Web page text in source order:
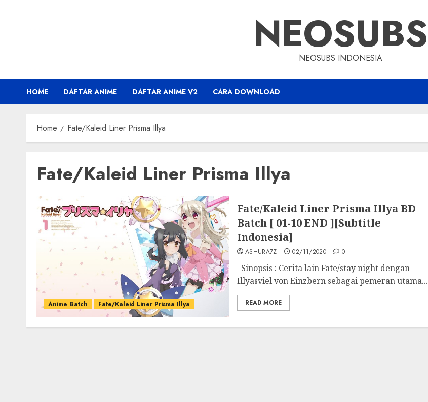
NEOSUBS
NEOSUBS INDONESIA
HOME DAFTAR ANIME DAFTAR ANIME V2 CARA DOWNLOAD
Home Fate/Kaleid Liner Prisma Illya
Fate/Kaleid Liner Prisma Illya
Anime Batch Fate/Kaleid Liner Prisma Illya
Fate/Kaleid Liner Prisma Illya BD
Batch [ 01-10 END ][Subtitle
Indonesia]
ASHURA7Z 02/11/2020 0
Sinopsis : Cerita lain Fate/stay night dengan
Illyasviel von Einzbern sebagai pemeran utama...
READ MORE